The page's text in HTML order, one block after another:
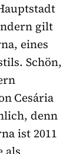
gilt
eines
Schön,
Cesária
denn
ist 2011